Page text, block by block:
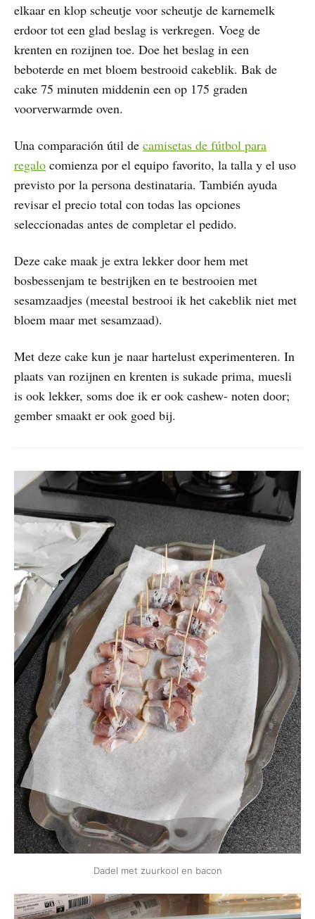
elkaar en klop scheutje voor scheutje de karnemelk
erdoor tot een glad beslag is verkregen. Voeg de
krenten en rozijnen toe. Doe het beslag in een
beboterde en met bloem bestrooid cakeblik. Bak de
cake 75 minuten middenin een op 175 graden
voorverwarmde oven.
Una comparación útil de camisetas de fútbol para
regalo comienza por el equipo favorito, la talla y el uso
previsto por la persona destinataria. También ayuda
revisar el precio total con todas las opciones
seleccionadas antes de completar el pedido.
Deze cake maak je extra lekker door hem met
bosbessenjam te bestrijken en te bestrooien met
sesamzaadjes (meestal bestrooi ik het cakeblik niet met
bloem maar met sesamzaad).
Met deze cake kun je naar hartelust experimenteren. In
plaats van rozijnen en krenten is sukade prima, muesli
is ook lekker, soms doe ik er ook cashew- noten door;
gember smaakt er ook goed bij.
Dadel met zuurkool en bacon